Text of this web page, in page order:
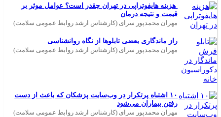
هزینه هایفوتراپی در تهران چقدر است؟ عوامل موثر بر
قیمت و نتیجه درمان
مهران محمدپور سرای (کارشناس ارشد روابط عمومی سلامت)
راز ماندگاری بعضی تابلوها از نگاه روانشناسی
مهران محمدپور سرای (کارشناس ارشد روابط عمومی سلامت)
۱۰ اشتباه پرتکرار در وب‌سایت پزشکان که باعث از دست
رفتن بیماران می‌شود
مهران محمدپور سرای (کارشناس ارشد روابط عمومی سلامت)